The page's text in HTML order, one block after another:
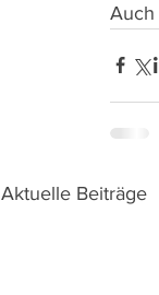
Auch
Aktuelle Beiträge